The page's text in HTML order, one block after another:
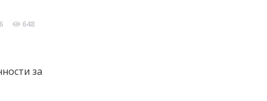
648
за